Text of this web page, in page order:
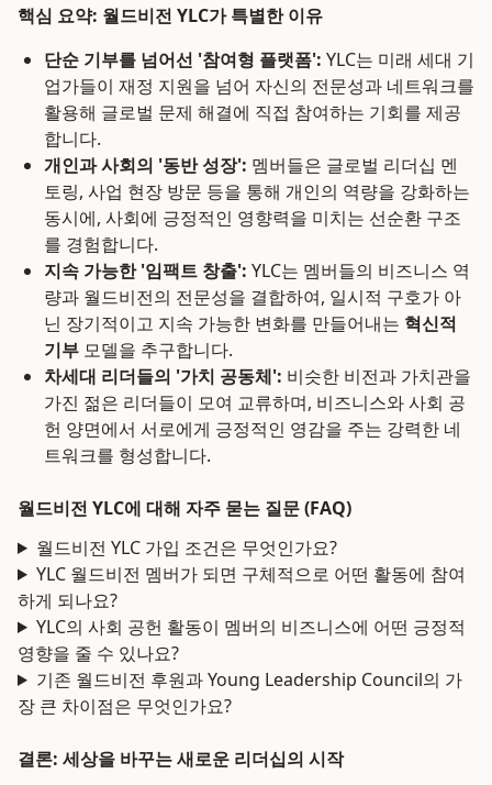
핵심 요약: 월드비전 YLC가 특별한 이유
단순 기부를 넘어선 '참여형 플랫폼': YLC는 미래 세대 기
업가들이 재정 지원을 넘어 자신의 전문성과 네트워크를
활용해 글로벌 문제 해결에 직접 참여하는 기회를 제공
합니다.
개인과 사회의 '동반 성장': 멤버들은 글로벌 리더십 멘
토링, 사업 현장 방문 등을 통해 개인의 역량을 강화하는
동시에, 사회에 긍정적인 영향력을 미치는 선순환 구조
를 경험합니다.
지속 가능한 '임팩트 창출': YLC는 멤버들의 비즈니스 역
량과 월드비전의 전문성을 결합하여, 일시적 구호가 아
닌 장기적이고 지속 가능한 변화를 만들어내는 혁신적
기부 모델을 추구합니다.
차세대 리더들의 '가치 공동체': 비슷한 비전과 가치관을
가진 젊은 리더들이 모여 교류하며, 비즈니스와 사회 공
헌 양면에서 서로에게 긍정적인 영감을 주는 강력한 네
트워크를 형성합니다.
월드비전 YLC에 대해 자주 묻는 질문 (FAQ)
월드비전 YLC 가입 조건은 무엇인가요?
YLC 월드비전 멤버가 되면 구체적으로 어떤 활동에 참여
하게 되나요?
YLC의 사회 공헌 활동이 멤버의 비즈니스에 어떤 긍정적
영향을 줄 수 있나요?
기존 월드비전 후원과 Young Leadership Council의 가
장 큰 차이점은 무엇인가요?
결론: 세상을 바꾸는 새로운 리더십의 시작